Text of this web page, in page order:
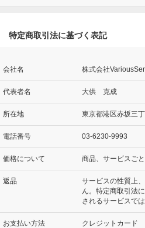
特定商取引法に基づく表記
会社名 株式会社
代表者名 大供 克成
所在地 東京都港区赤坂三
電話番号 03‐6230‐9993
価格について 商品、サービスご
返品
サービスの性質上
ん。特定商取引法
されるサービスでは
お支払い方法
クレジットカード